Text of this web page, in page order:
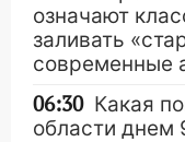
означают
заливать
современные
06:30 Какая
области днем